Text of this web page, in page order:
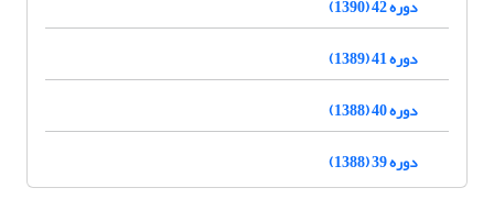
دوره 42 (1390)
دوره 41 (1389)
دوره 40 (1388)
دوره 39 (1388)